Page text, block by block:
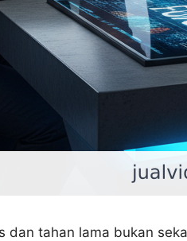
dan tahan lama bukan